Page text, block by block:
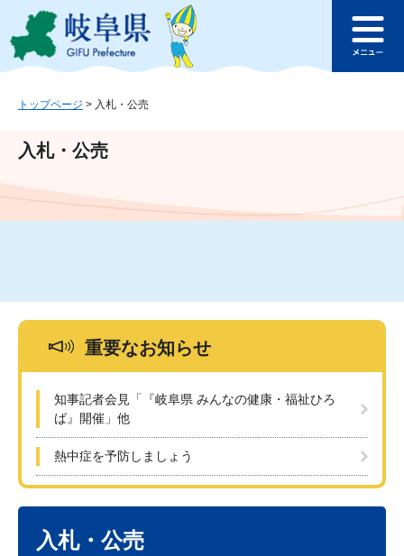
ジ
ュ
文
このページの本文へ
ュ
トップページ > 入札・公売
入札・公売
重要なお知らせ
知事記者会見「『岐阜県 みんなの健康・福祉ひろ
ば』開催」他
熱中症を予防しましょう
入札・公売